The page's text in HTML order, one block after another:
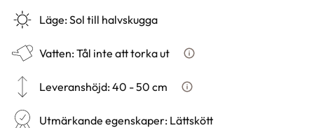
Läge:Sol till halvskugga
Vatten:Tål inte att torka ut Hur ska du vattna växten?
Leveranshöjd:40 - 50 cm Hur vi mäter leveranshöjd på
Utmärkande egenskaper: Lättskött